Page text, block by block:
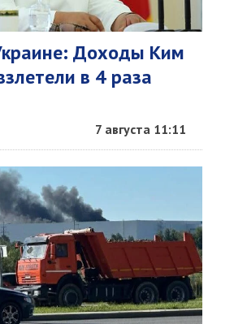
Доходы Ким
в 4 раза
7 августа 11:11